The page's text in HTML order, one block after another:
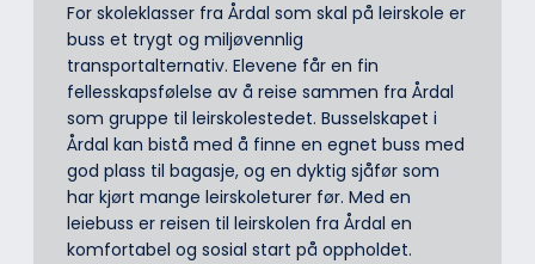
For skoleklasser fra Årdal som skal på leirskole er
buss et trygt og miljøvennlig
transportalternativ. Elevene får en fin
fellesskapsfølelse av å reise sammen fra Årdal
som gruppe til leirskolestedet. Busselskapet i
Årdal kan bistå med å finne en egnet buss med
god plass til bagasje, og en dyktig sjåfør som
har kjørt mange leirskoleturer før. Med en
leiebuss er reisen til leirskolen fra Årdal en
komfortabel og sosial start på oppholdet.